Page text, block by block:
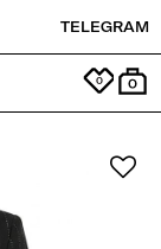
TELEGRAM
0